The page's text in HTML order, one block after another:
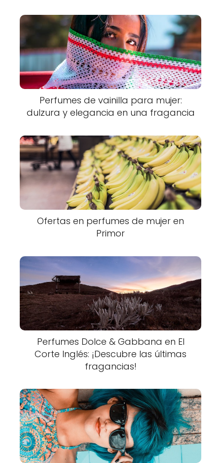
Perfumes de vainilla para mujer:
dulzura y elegancia en una fragancia
Ofertas en perfumes de mujer en
Primor
Perfumes Dolce & Gabbana en El
Corte Inglés: ¡Descubre las últimas
fragancias!